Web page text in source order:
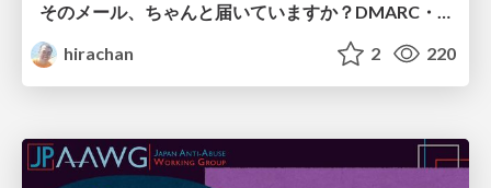
そのメール、ちゃんと届いていますか？DMARC・DKIM・SPFをしっかり運用管理してドメインの信頼を守る
hirachan
2 220